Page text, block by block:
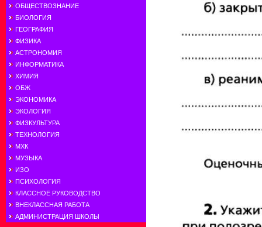
ОБЩЕСТВОЗНАНИЕ
БИОЛОГИЯ
ГЕОГРАФИЯ
ФИЗИКА
АСТРОНОМИЯ
ИНФОРМАТИКА
ХИМИЯ
ОБЖ
ЭКОНОМИКА
ЭКОЛОГИЯ
ФИЗКУЛЬТУРА
ТЕХНОЛОГИЯ
МХК
МУЗЫКА
ИЗО
ПСИХОЛОГИЯ
КЛАССНОЕ РУКОВОДСТВО
ВНЕКЛАССНАЯ РАБОТА
АДМИНИСТРАЦИЯ ШКОЛЫ